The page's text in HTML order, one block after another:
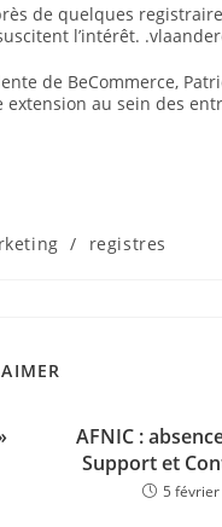
de quelques
l’intérêt.
de BeCommerce,
au sein des
/ registres
AFNIC :
Support et
5